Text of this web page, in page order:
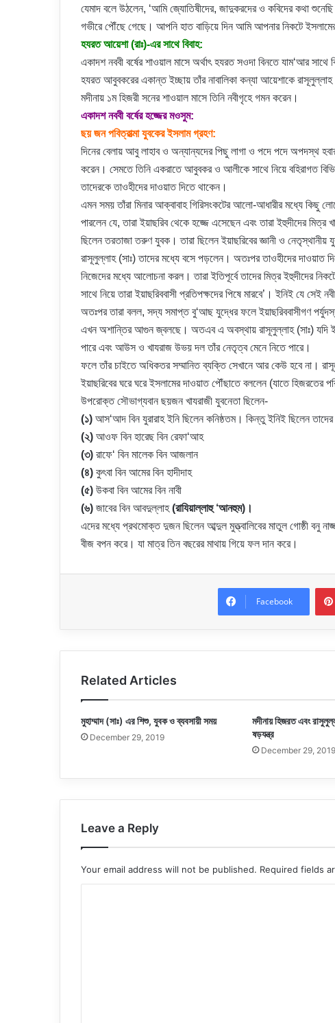
যেমাদ বলে উঠলেন, ‘আমি জ্যোতিষীদের, জাদুকরদের ও কবিদের কথা
গভীরে পৌঁছে গেছে। আপনি হাত বাড়িয়ে দিন আমি আপনার নিকটে
হযরত আয়েশা (রাঃ)-এর সাথে বিবাহ:
একাদশ নববী বর্ষের শাওয়াল মাসে অর্থাৎ হযরত সওদা বিনতে যাম‘আর সাথে
হযরত আবুবকরের একান্ত ইচ্ছায় তাঁর নাবালিকা কন্যা আয়েশাকে রাসূলুল্লাহ
মদীনায় ১ম হিজরী সনের শাওয়াল মাসে তিনি নবীগৃহে গমন করেন।
একাদশ নববী বর্ষের হজ্জের মওসুম:
ছয় জন পবিত্রাত্মা যুবকের ইসলাম গ্রহণ:
দিনের বেলায় আবু লাহাব ও অন্যান্যদের পিছু লাগা ও পদে পদে অপদস্থ
করেন। সেমতে তিনি একরাতে আবুবকর ও আলীকে সাথে নিয়ে বহিরাগত
তাদেরকে তাওহীদের দাওয়াত দিতে থাকেন।
এমন সময় তাঁরা মিনার আক্বাবাহ গিরিসংকটের আলো-আধারীর মধ্যে কিছু
পারলেন যে, তারা ইয়াছরিব থেকে হজ্জে এসেছেন এবং তারা ইহুদীদের
ছিলেন তরতাজা তরুণ যুবক। তারা ছিলেন ইয়াছরিবের জ্ঞানী ও নেতৃস্থানীয়
রাসূলুল্লাহ (সাঃ) তাদের মধ্যে বসে পড়লেন। অতঃপর তাওহীদের
নিজেদের মধ্যে আলোচনা করল। তারা ইতিপূর্বে তাদের মিত্র ইহুদীদের
সাথে নিয়ে তারা ইয়াছরিববাসী প্রতিপক্ষদের পিষে মারবে’। ইনিই যে
অতঃপর তারা বলল, সদ্য সমাপ্ত বু‘আছ যুদ্ধের ফলে ইয়াছরিববাসীগণ
এখন অশান্তির আগুন জ্বলছে। অতএব এ অবস্থায় রাসূলুল্লাহ (সাঃ) যদি
পারে এবং আউস ও খাযরাজ উভয় দল তাঁর নেতৃত্ব মেনে নিতে পারে।
ফলে তাঁর চাইতে অধিকতর সম্মানিত ব্যক্তি সেখানে আর কেউ হবে না।
ইয়াছরিবের ঘরে ঘরে ইসলামের দাওয়াত পৌঁছাতে বললেন (যাতে হিজরতের
উপরোক্ত সৌভাগ্যবান ছয়জন খাযরাজী যুবনেতা ছিলেন-
(১) আস‘আদ বিন যুরারাহ ইনি ছিলেন কনিষ্ঠতম। কিন্তু ইনিই ছিলেন তাদের
(২) আওফ বিন হারেছ বিন রেফা‘আহ
(৩) রাফে‘ বিন মালেক বিন আজলান
(৪) কুৎবা বিন আমের বিন হাদীদাহ
(৫) উকবা বিন আমের বিন নাবী
(৬) জাবের বিন আবদুল্লাহ(রাযিয়াল্লাহু ‘আনহুম)।
এদের মধ্যে প্রথমোক্ত দুজন ছিলেন আব্দুল মুত্ত্বালিবের মাতুল গোষ্ঠী বনু
বীজ বপন করে। যা মাত্র তিন বছরের মাথায় গিয়ে ফল দান করে।
Facebook
Related Articles
মুহাম্মাদ (সাঃ) এর শিশু, যুবক ও ব্যবসায়ী সময়
December 29, 2019
মদীনায় হিজরত এবং
ষড়যন্ত্র
December 29, 2019
Leave a Reply
Your email address will not be published. Required fields